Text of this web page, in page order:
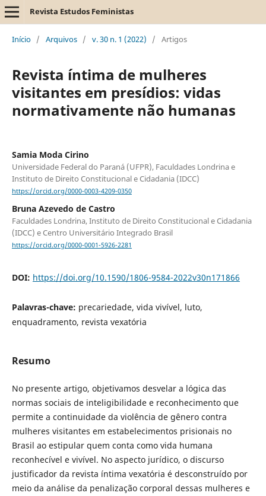
Revista Estudos Feministas
Início / Arquivos / v. 30 n. 1 (2022) / Artigos
Revista íntima de mulheres
visitantes em presídios: vidas
normativamente não humanas
Samia Moda Cirino
Universidade Federal do Paraná (UFPR), Faculdades Londrina e
Instituto de Direito Constitucional e Cidadania (IDCC)
https://orcid.org/0000-0003-4209-0350
Bruna Azevedo de Castro
Faculdades Londrina, Instituto de Direito Constitucional e Cidadania
(IDCC) e Centro Universitário Integrado Brasil
https://orcid.org/0000-0001-5926-2281
DOI: https://doi.org/10.1590/1806-9584-2022v30n171866
Palavras-chave: precariedade, vida vivível, luto,
enquadramento, revista vexatória
Resumo
No presente artigo, objetivamos desvelar a lógica das
normas sociais de inteligibilidade e reconhecimento que
permite a continuidade da violência de gênero contra
mulheres visitantes em estabelecimentos prisionais no
Brasil ao estipular quem conta como vida humana
reconhecível e vivível. No aspecto jurídico, o discurso
justificador da revista íntima vexatória é desconstruído por
meio da análise da penalização corporal dessas mulheres e